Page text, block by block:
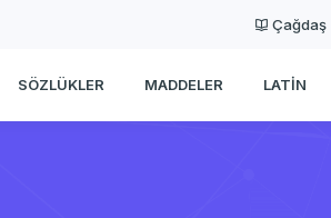
Çağdaş
SÖZLÜKLER MADDELER LATIN